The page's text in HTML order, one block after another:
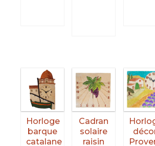
Horloge
barque
catalane
Cadran
solaire
raisin